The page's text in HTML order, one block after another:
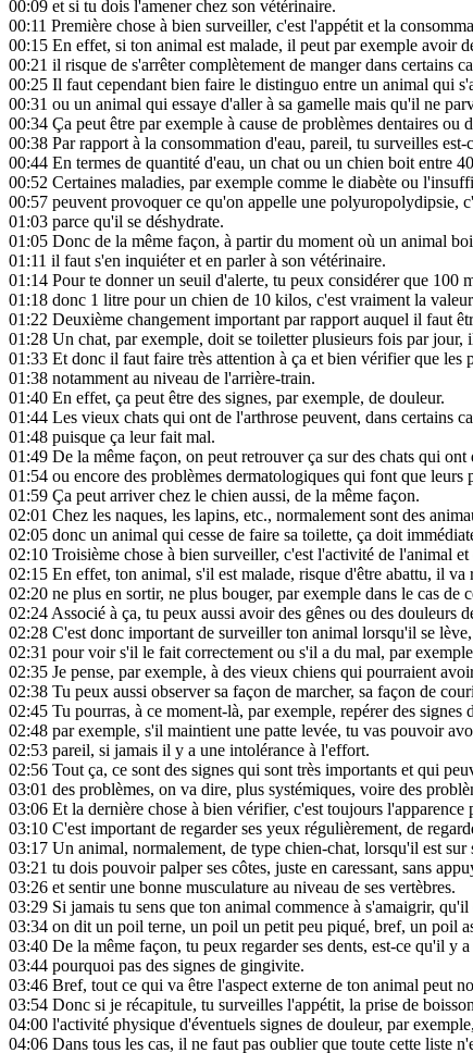
00:09 et si tu dois l'amener chez son vétérinaire.
00:11 Première chose à bien surveiller, c'est l'appétit et la
00:15 En effet, si ton animal est malade, il peut par exemple avoir
00:21 il risque de s'arrêter complètement de manger dans certains
00:25 Il faut cependant bien faire le distinguo entre un animal qui
00:31 ou un animal qui essaye d'aller à sa gamelle mais qu'il ne
00:34 Ça peut être par exemple à cause de problèmes dentaires ou
00:38 Par rapport à la consommation d'eau, pareil, tu surveilles
00:44 En termes de quantité d'eau, un chat ou un chien boit entre
00:52 Certaines maladies, par exemple comme le diabète ou
00:57 peuvent provoquer ce qu'on appelle une polyuropolydipsie,
01:03 parce qu'il se déshydrate.
01:05 Donc de la même façon, à partir du moment où un animal
01:11 il faut s'en inquiéter et en parler à son vétérinaire.
01:14 Pour te donner un seuil d'alerte, tu peux considérer que 100
01:18 donc 1 litre pour un chien de 10 kilos, c'est vraiment la
01:22 Deuxième changement important par rapport auquel il faut
01:28 Un chat, par exemple, doit se toiletter plusieurs fois par jour,
01:33 Et donc il faut faire très attention à ça et bien vérifier que les
01:38 notamment au niveau de l'arrière-train.
01:40 En effet, ça peut être des signes, par exemple, de douleur.
01:44 Les vieux chats qui ont de l'arthrose peuvent, dans certains
01:48 puisque ça leur fait mal.
01:49 De la même façon, on peut retrouver ça sur des chats qui ont
01:54 ou encore des problèmes dermatologiques qui font que leurs
01:59 Ça peut arriver chez le chien aussi, de la même façon.
02:01 Chez les naques, les lapins, etc., normalement sont des
02:05 donc un animal qui cesse de faire sa toilette, ça doit
02:10 Troisième chose à bien surveiller, c'est l'activité de l'animal
02:15 En effet, ton animal, s'il est malade, risque d'être abattu, il va
02:20 ne plus en sortir, ne plus bouger, par exemple dans le cas de
02:24Associé à ça, tu peux aussi avoir des gênes ou des douleurs
02:28 C'est donc important de surveiller ton animal lorsqu'il se lève,
02:31 pour voir s'il le fait correctement ou s'il a du mal, par
02:35 Je pense, par exemple, à des vieux chiens qui pourraient
02:38 Tu peux aussi observer sa façon de marcher, sa façon de
02:45 Tu pourras, à ce moment-là, par exemple, repérer des signes
02:48 par exemple, s'il maintient une patte levée, tu vas pouvoir
02:53 pareil, si jamais il y a une intolérance à l'effort.
02:56 Tout ça, ce sont des signes qui sont très importants et qui
03:01 des problèmes, on va dire, plus systémiques, voire des
03:06 Et la dernière chose à bien vérifier, c'est toujours
03:10 C'est important de regarder ses yeux régulièrement, de
03:17 Un animal, normalement, de type chien-chat, lorsqu'il est sur
03:21 tu dois pouvoir palper ses côtes, juste en caressant, sans
03:26 et sentir une bonne musculature au niveau de ses vertèbres.
03:29 Si jamais tu sens que ton animal commence à s'amaigrir,
03:34 on dit un poil terne, un poil un petit peu piqué, bref, un poil
03:40 De la même façon, tu peux regarder ses dents, est-ce qu'il y
03:44 pourquoi pas des signes de gingivite.
03:46 Bref, tout ce qui va être l'aspect externe de ton animal peut
03:54 Donc si je récapitule, tu surveilles l'appétit, la prise de
04:00 l'activité physique d'éventuels signes de douleur, par
04:06 Dans tous les cas, il ne faut pas oublier que toute cette liste